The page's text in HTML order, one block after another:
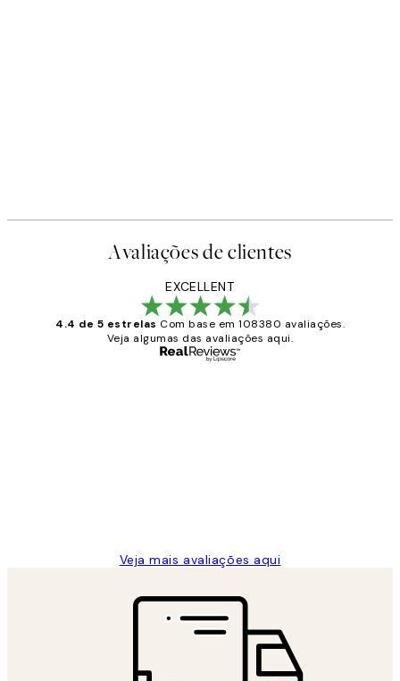
Avaliações de clientes
EXCELLENT
4.4 de 5 estrelas Com base em 108380 avaliações.
Veja algumas das avaliações aqui.
Veja mais avaliações aqui